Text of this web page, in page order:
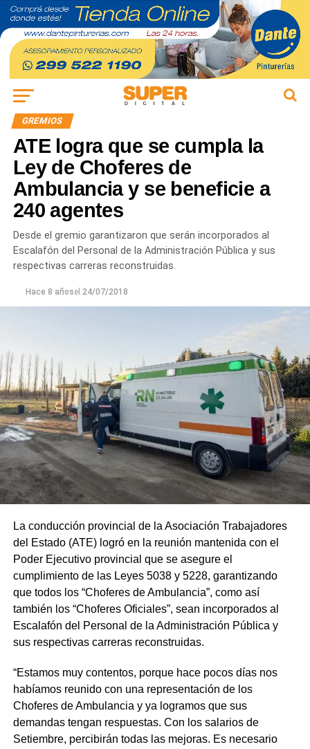
GREMIOS
ATE logra que se cumpla la
Ley de Choferes de
Ambulancia y se beneficie a
240 agentes
Desde el gremio garantizaron que serán incorporados al
Escalafón del Personal de la Administración Pública y sus
respectivas carreras reconstruidas.
Hace 8 añosel 24/07/2018
La conducción provincial de la Asociación Trabajadores
del Estado (ATE) logró en la reunión mantenida con el
Poder Ejecutivo provincial que se asegure el
cumplimiento de las Leyes 5038 y 5228, garantizando
que todos los “Choferes de Ambulancia”, como así
también los “Choferes Oficiales”, sean incorporados al
Escalafón del Personal de la Administración Pública y
sus respectivas carreras reconstruidas.
“Estamos muy contentos, porque hace pocos días nos
habíamos reunido con una representación de los
Choferes de Ambulancia y ya logramos que sus
demandas tengan respuestas. Con los salarios de
Setiembre, percibirán todas las mejoras. Es necesario